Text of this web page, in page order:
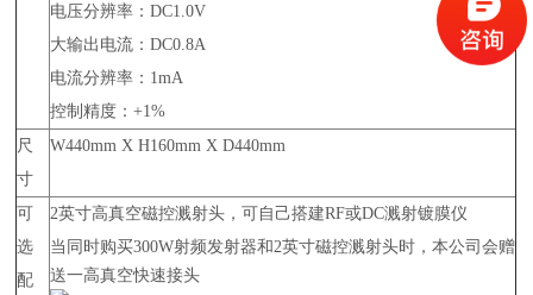
电压分辨率：DC1.0V
大输出电流：DC0.8A
电流分辨率：1mA
控制精度：+1%
尺
寸
W440mm X H160mm X D440mm
可
选
配
2英寸高真空磁控溅射头，可自己搭建RF或DC溅射镀膜仪
当同时购买300W射频发射器和2英寸磁控溅射头时，本公司会赠
送一高真空快速接头